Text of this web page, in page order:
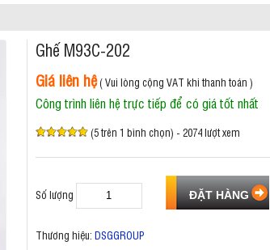
Ghế M93C-202
Giá liên hệ( Vui lòng cộng VAT khi thanh toán )
Công trình liên hệ trực tiếp để có giá tốt nhất
(5 trên 1 bình chọn) - 2074 lượt xem
Số lượng
Thương hiệu: DSGGROUP